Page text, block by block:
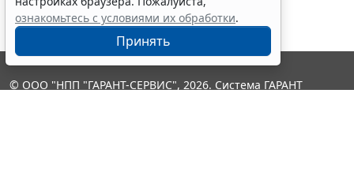
вебинар по работе с AI-ассистентом Искра
23 апреля 2026
ознакомьтесь с условиями их обработки.
Принять
© ООО "НПП "ГАРАНТ-СЕРВИС", 2026. Система ГАРАНТ